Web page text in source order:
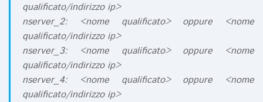
qualificato/indirizzo ip>
nserver_2: <nome qualificato> oppure <nome
qualificato/indirizzo ip>
nserver_3: <nome qualificato> oppure <nome
qualificato/indirizzo ip>
nserver_4: <nome qualificato> oppure <nome
qualificato/indirizzo ip>